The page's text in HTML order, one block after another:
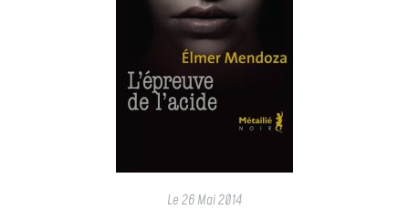
Le26 Mai 2014